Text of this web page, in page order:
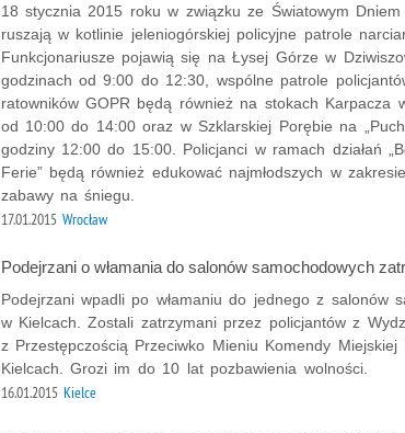
18 stycznia 2015 roku w związku ze Światowym Dniem
ruszają w kotlinie jeleniogórskiej policyjne patrole
Funkcjonariusze pojawią się na Łysej Górze w
godzinach od 9:00 do 12:30, wspólne patrole
ratowników GOPR będą również na stokach Karpacza
od 10:00 do 14:00 oraz w Szklarskiej Porębie na
godziny 12:00 do 15:00. Policjanci w ramach działań
Ferie” będą również edukować najmłodszych w
zabawy na śniegu.
17.01.2015 Wrocław
Podejrzani o włamania do salonów samochodowych
Podejrzani wpadli po włamaniu do jednego z salonów
w Kielcach. Zostali zatrzymani przez policjantów z
z Przestępczością Przeciwko Mieniu Komendy Miejskiej
Kielcach. Grozi im do 10 lat pozbawienia wolności.
16.01.2015 Kielce